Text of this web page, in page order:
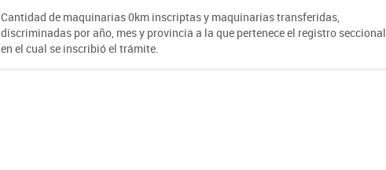
Cantidad de maquinarias 0km inscriptas y maquinarias transferidas,
discriminadas por año, mes y provincia a la que pertenece el registro seccional
en el cual se inscribió el trámite.